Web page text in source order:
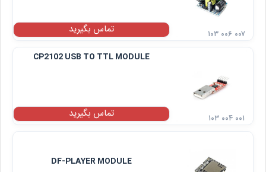
تماس بگیرید
۱۰۳ ۰۰۶ ۰۰۷
CP2102 USB TO TTL MODULE
تماس بگیرید ۱۰۳ ۰۰۴ ۰۰۱
DF-PLAYER MODULE